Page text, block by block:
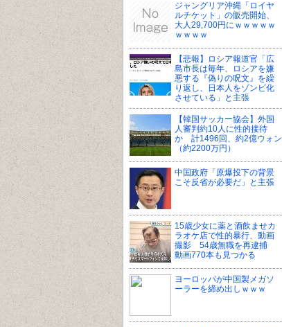
ジャングリア沖縄「ロイヤ
ルチケット」の販売開始、
大人29,700円にｗｗｗｗｗ
ｗｗｗｗ
【悲報】ロシア報道官「広
島市長は毎年、ロシアを嫌
悪する『偽りの呪文』を繰
り返し、日本人をゾンビ化
させている」と主張
【韓国サッカー協会】外国
人審判約10人に性的接待
か 計1496回、約2億ウォン
（約2200万円）
中国政府「原爆投下の背景
こそ反省が必要だ」と主張
15歳少女に薬と酒飲ませカ
ラオケ店で性的暴行、動画
撮影 54歳無職を再逮捕
動画770本も見つかる
ヨーロッパが中国製メガソ
ーラーを締め出しｗｗｗ